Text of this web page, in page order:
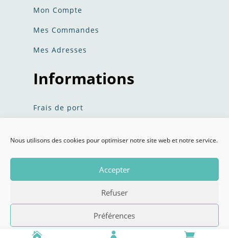
Nous utilisons des cookies pour optimiser notre site web et notre service.
Accepter
Refuser
Préférences
Mon Compte
Mes Commandes
Mes Adresses
Informations
Frais de port
Conditions Générales de Ventes
Doggies Discount © 2020 Tous droits réservés –Mentions
– Conception :ARTEM COMMUNICATION